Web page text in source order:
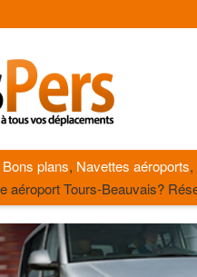
Bons plans, Navettes aéroports,
aéroport Tours-Beauvais?